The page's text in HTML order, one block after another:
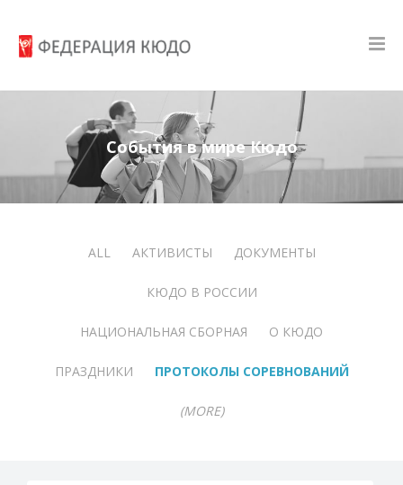
События в мире Кюдо
ALL АКТИВИСТЫ ДОКУМЕНТЫ
КЮДО В РОССИИ
НАЦИОНАЛЬНАЯ СБОРНАЯ О КЮДО
ПРАЗДНИКИ ПРОТОКОЛЫ СОРЕВНОВАНИЙ
(MORE)